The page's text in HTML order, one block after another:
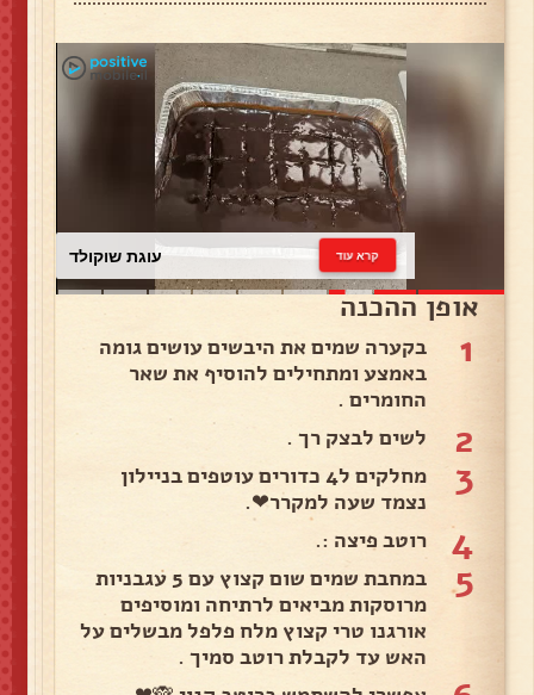
עוגת שוקולד קרא עוד
אופן ההכנה
1
בקערה שמים את היבשים עושים גומה
באמצע ומתחילים להוסיף את שאר
החומרים .
2 לשים לבצק רך .
3
מחלקים ל4 כדורים עוטפים בניילון
נצמד שעה למקרר❤.
4 רוטב פיצה :.
5
במחבת שמים שום קצוץ עם 5 עגבניות
מרוסקות מביאים לרתיחה ומוסיפים
אורגנו טרי קצוץ מלח פלפל מבשלים על
האש עד לקבלת רוטב סמיך .